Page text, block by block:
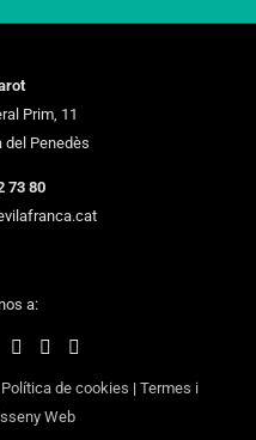
Prim, 11
del Penedès
73 80
a:
Política de cookies | Termes i
Web